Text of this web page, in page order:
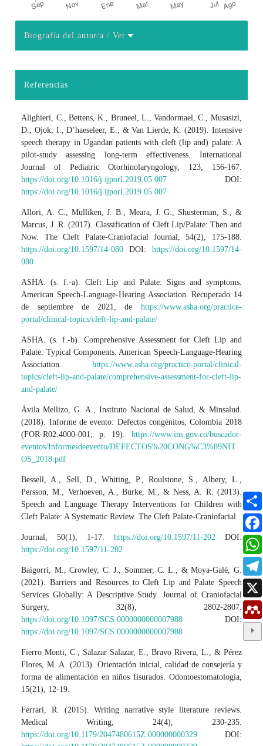
Biografía del autor/a/ Ver
Referencias
Alighieri, C., Bettens, K., Bruneel, L., Vandormael, C., Musasizi,
D., Ojok, I., D’haeseleer, E., & Van Lierde, K. (2019). Intensive
speech therapy in Ugandan patients with cleft (lip and) palate: A
pilot-study assessing long-term effectiveness. International
Journal of Pediatric Otorhinolaryngology, 123, 156-167.
https://doi.org/10.1016/j.ijporl.2019.05.007 DOI:
https://doi.org/10.1016/j.ijporl.2019.05.007
Allori, A. C., Mulliken, J. B., Meara, J. G., Shusterman, S., &
Marcus, J. R. (2017). Classification of Cleft Lip/Palate: Then and
Now. The Cleft Palate-Craniofacial Journal, 54(2), 175-188.
https://doi.org/10.1597/14-080 DOI: https://doi.org/10.1597/14-
080
ASHA. (s. f.-a). Cleft Lip and Palate: Signs and symptoms.
American Speech-Language-Hearing Association. Recuperado 14
de septiembre de 2021, de https://www.asha.org/practice-
portal/clinical-topics/cleft-lip-and-palate/
ASHA. (s. f.-b). Comprehensive Assessment for Cleft Lip and
Palate: Typical Components. American Speech-Language-Hearing
Association. https://www.asha.org/practice-portal/clinical-
topics/cleft-lip-and-palate/comprehensive-assessment-for-cleft-lip-
and-palate/
Ávila Mellizo, G. A., Instituto Nacional de Salud, & Minsalud.
(2018). Informe de evento: Defectos congénitos, Colombia 2018
(FOR-R02.4000-001; p. 19). https://www.ins.gov.co/buscador-
eventos/Informesdeevento/DEFECTOS%20CONG%C3%89NIT
OS_2018.pdf
Bessell, A., Sell, D., Whiting, P., Roulstone, S., Albery, L.,
Persson, M., Verhoeven, A., Burke, M., & Ness, A. R. (2013).
Speech and Language Therapy Interventions for Children with
Cleft Palate: A Systematic Review. The Cleft Palate-Craniofacial
Journal, 50(1), 1-17. https://doi.org/10.1597/11-202DOI:
https://doi.org/10.1597/11-202
Baigorri, M., Crowley, C. J., Sommer, C. L., & Moya-Galé, G.
(2021). Barriers and Resources to Cleft Lip and Palate Speech
Services Globally: A Descriptive Study. Journal of Craniofacial
Surgery, 32(8), 2802-2807.
https://doi.org/10.1097/SCS.0000000000007988 DOI:
https://doi.org/10.1097/SCS.0000000000007988
Fierro Monti, C., Salazar Salazar, E., Bravo Rivera, L., & Pérez
Flores, M. A. (2013). Orientación inicial, calidad de consejería y
forma de alimentación en niños fisurados. Odontoestomatología,
15(21), 12-19.
Ferrari, R. (2015). Writing narrative style literature reviews.
Medical Writing, 24(4), 230-235.
https://doi.org/10.1179/2047480615Z.000000000329 DOI: